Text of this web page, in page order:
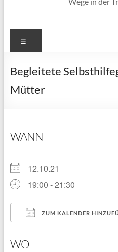
Begleitete
Mütter
WANN
12.10.21
19:00 - 21:30
ZUM KALENDER
WO